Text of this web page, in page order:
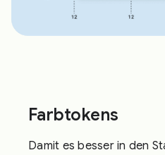
Farbtokens
Damit es besser in den